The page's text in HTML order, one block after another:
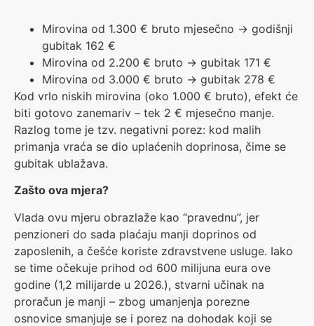
Mirovina od 1.300 € bruto mjesečno → godišnji
gubitak 162 €
Mirovina od 2.200 € bruto → gubitak 171 €
Mirovina od 3.000 € bruto → gubitak 278 €
Kod vrlo niskih mirovina (oko 1.000 € bruto), efekt će
biti gotovo zanemariv – tek 2 € mjesečno manje.
Razlog tome je tzv. negativni porez: kod malih
primanja vraća se dio uplaćenih doprinosa, čime se
gubitak ublažava.
Zašto ova mjera?
Vlada ovu mjeru obrazlaže kao “pravednu”, jer
penzioneri do sada plaćaju manji doprinos od
zaposlenih, a češće koriste zdravstvene usluge. Iako
se time očekuje prihod od 600 milijuna eura ove
godine (1,2 milijarde u 2026.), stvarni učinak na
proračun je manji – zbog umanjenja porezne
osnovice smanjuje se i porez na dohodak koji se